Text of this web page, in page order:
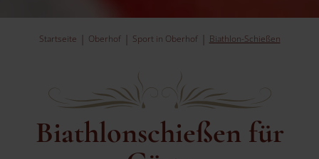
Startseite Oberhof Sport in Oberhof Biathlon-Schießen
Biathlonschießen für